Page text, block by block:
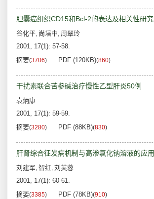
胆囊癌组织CD15和Bcl-2的表达及相关性研究
谷化平, 尚培中, 周翠玲
2001, 17(1): 57-58.
摘要(3706) PDF (120KB)(860)
干扰素联合苦参碱治疗慢性乙型肝炎50例
袁炳康
2001, 17(1): 59-59.
摘要(3280) PDF (88KB)(830)
肝肾综合征发病机制与高渗氯化钠溶液的应用
刘建军, 智红, 刘芙蓉
2001, 17(1): 60-61.
摘要(3385) PDF (78KB)(910)